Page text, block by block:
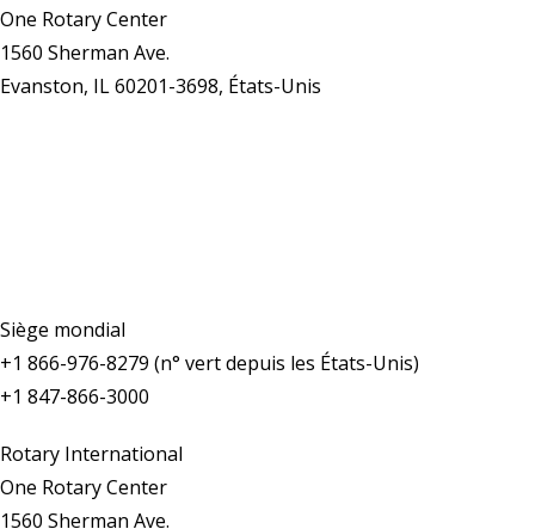
One Rotary Center
1560 Sherman Ave.
Evanston, IL 60201-3698, États-Unis
Siège mondial
+1 866-976-8279 (n° vert depuis les États-Unis)
+1 847-866-3000
Rotary International
One Rotary Center
1560 Sherman Ave.